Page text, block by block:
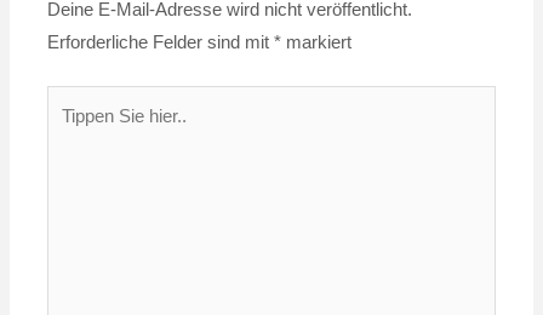
Deine E-Mail-Adresse wird nicht veröffentlicht.
Erforderliche Felder sind mit* markiert